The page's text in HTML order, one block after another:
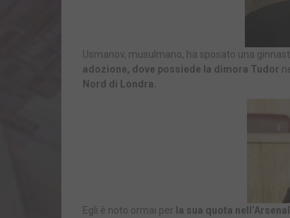
Usmanov, musulmano, ha sposato una
adozione, dove possiede la dimora Tudor
Nord di Londra.
Egli è noto ormai per la sua quota nell’Arsenal